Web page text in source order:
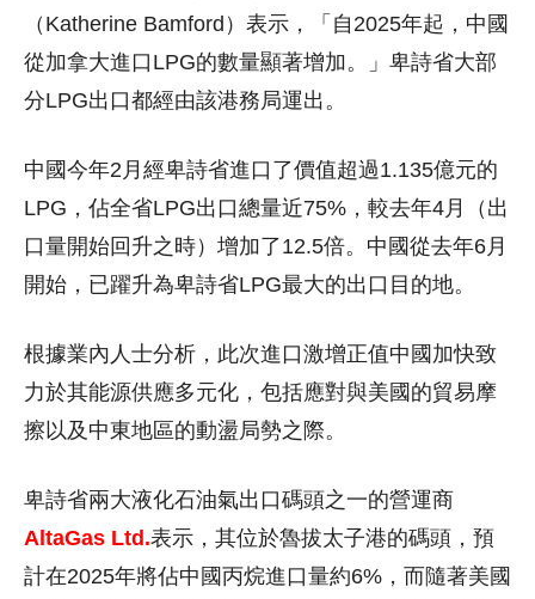
（Katherine Bamford）表示，「自2025年起，中國
從加拿大進口LPG的數量顯著增加。」卑詩省大部
分LPG出口都經由該港務局運出。
中國今年2月經卑詩省進口了價值超過1.135億元的
LPG，佔全省LPG出口總量近75%，較去年4月（出
口量開始回升之時）增加了12.5倍。中國從去年6月
開始，已躍升為卑詩省LPG最大的出口目的地。
根據業內人士分析，此次進口激增正值中國加快致
力於其能源供應多元化，包括應對與美國的貿易摩
擦以及中東地區的動盪局勢之際。
卑詩省兩大液化石油氣出口碼頭之一的營運商
AltaGas Ltd.表示，其位於魯拔太子港的碼頭，預
計在2025年將佔中國丙烷進口量約6%，而隨著美國